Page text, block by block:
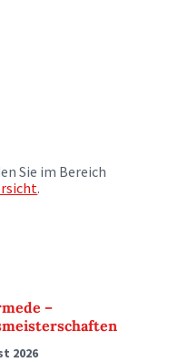
Sie im Bereich
.
–
2026